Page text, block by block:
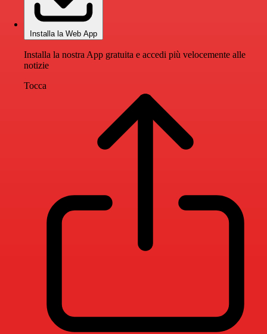
Installa la Web App
Installa la nostra App gratuita e accedi più velocemente alle
notizie
Tocca